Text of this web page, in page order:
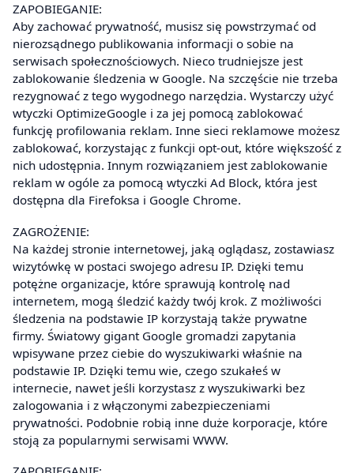
ZAPOBIEGANIE:
Aby zachować prywatność, musisz się powstrzymać od
nierozsądnego publikowania informacji o sobie na
serwisach społecznościowych. Nieco trudniejsze jest
zablokowanie śledzenia w Google. Na szczęście nie trzeba
rezygnować z tego wygodnego narzędzia. Wystarczy użyć
wtyczki OptimizeGoogle i za jej pomocą zablokować
funkcję profilowania reklam. Inne sieci reklamowe możesz
zablokować, korzystając z funkcji opt-out, które większość z
nich udostępnia. Innym rozwiązaniem jest zablokowanie
reklam w ogóle za pomocą wtyczki Ad Block, która jest
dostępna dla Firefoksa i Google Chrome.
ZAGROŻENIE:
Na każdej stronie internetowej, jaką oglądasz, zostawiasz
wizytówkę w postaci swojego adresu IP. Dzięki temu
potężne organizacje, które sprawują kontrolę nad
internetem, mogą śledzić każdy twój krok. Z możliwości
śledzenia na podstawie IP korzystają także prywatne
firmy. Światowy gigant Google gromadzi zapytania
wpisywane przez ciebie do wyszukiwarki właśnie na
podstawie IP. Dzięki temu wie, czego szukałeś w
internecie, nawet jeśli korzystasz z wyszukiwarki bez
zalogowania i z włączonymi zabezpieczeniami
prywatności. Podobnie robią inne duże korporacje, które
stoją za popularnymi serwisami WWW.